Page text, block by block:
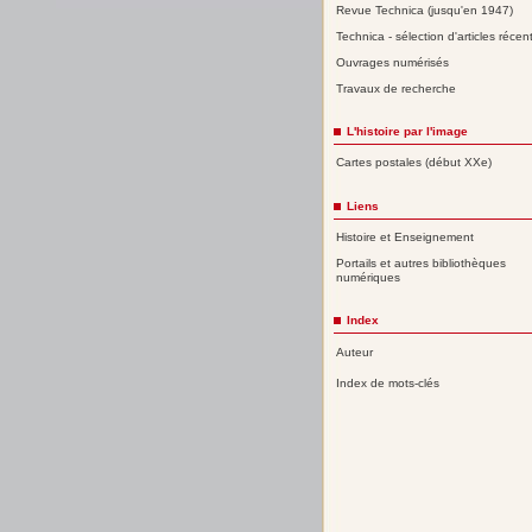
Revue Technica (jusqu'en 1947)
Technica - sélection d'articles
Ouvrages numérisés
Travaux de recherche
L'histoire par l'image
Cartes postales (début XXe)
Liens
Histoire et Enseignement
Portails et autres bibliothèques
numériques
Index
Auteur
Index de mots-clés